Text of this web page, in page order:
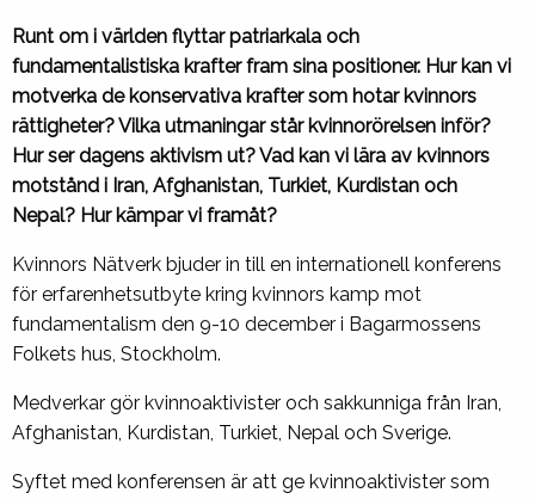
Runt om i världen flyttar patriarkala och
fundamentalistiska krafter fram sina positioner. Hur kan vi
motverka de konservativa krafter som hotar kvinnors
rättigheter? Vilka utmaningar står kvinnorörelsen inför?
Hur ser dagens aktivism ut? Vad kan vi lära av kvinnors
motstånd i Iran, Afghanistan, Turkiet, Kurdistan och
Nepal? Hur kämpar vi framåt?
Kvinnors Nätverk bjuder in till en internationell konferens
för erfarenhetsutbyte kring kvinnors kamp mot
fundamentalism den 9-10 december i Bagarmossens
Folkets hus, Stockholm.
Medverkar gör kvinnoaktivister och sakkunniga från Iran,
Afghanistan, Kurdistan, Turkiet, Nepal och Sverige.
Syftet med konferensen är att ge kvinnoaktivister som